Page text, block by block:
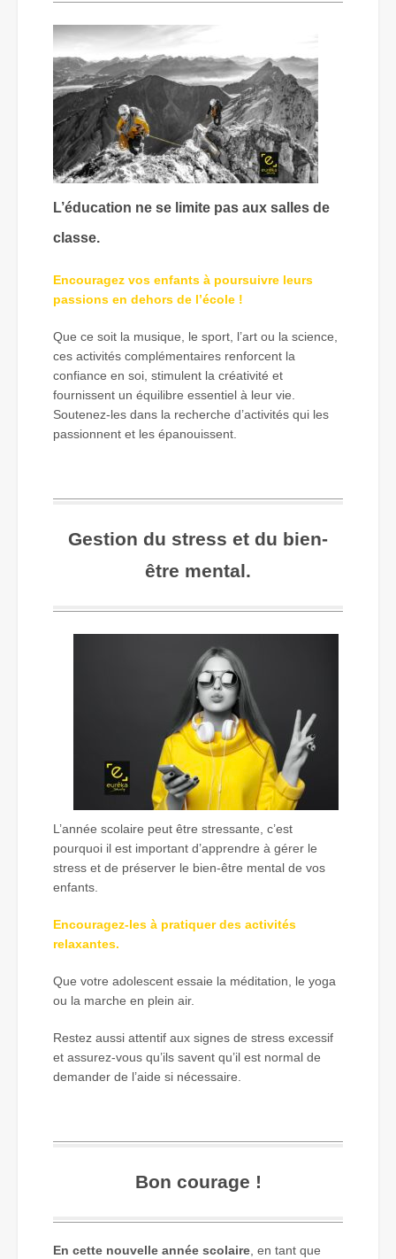
L’éducation ne se limite pas aux salles de
classe.
Encouragez vos enfants à poursuivre leurs
passions en dehors de l’école !
Que ce soit la musique, le sport, l’art ou la science,
ces activités complémentaires renforcent la
confiance en soi, stimulent la créativité et
fournissent un équilibre essentiel à leur vie.
Soutenez-les dans la recherche d’activités qui les
passionnent et les épanouissent.
Gestion du stress et du bien-
être mental.
L’année scolaire peut être stressante, c’est
pourquoi il est important d’apprendre à gérer le
stress et de préserver le bien-être mental de vos
enfants.
Encouragez-les à pratiquer des activités
relaxantes.
Que votre adolescent essaie la méditation, le yoga
ou la marche en plein air.
Restez aussi attentif aux signes de stress excessif
et assurez-vous qu’ils savent qu’il est normal de
demander de l’aide si nécessaire.
Bon courage !
En cette nouvelle année scolaire , en tant que